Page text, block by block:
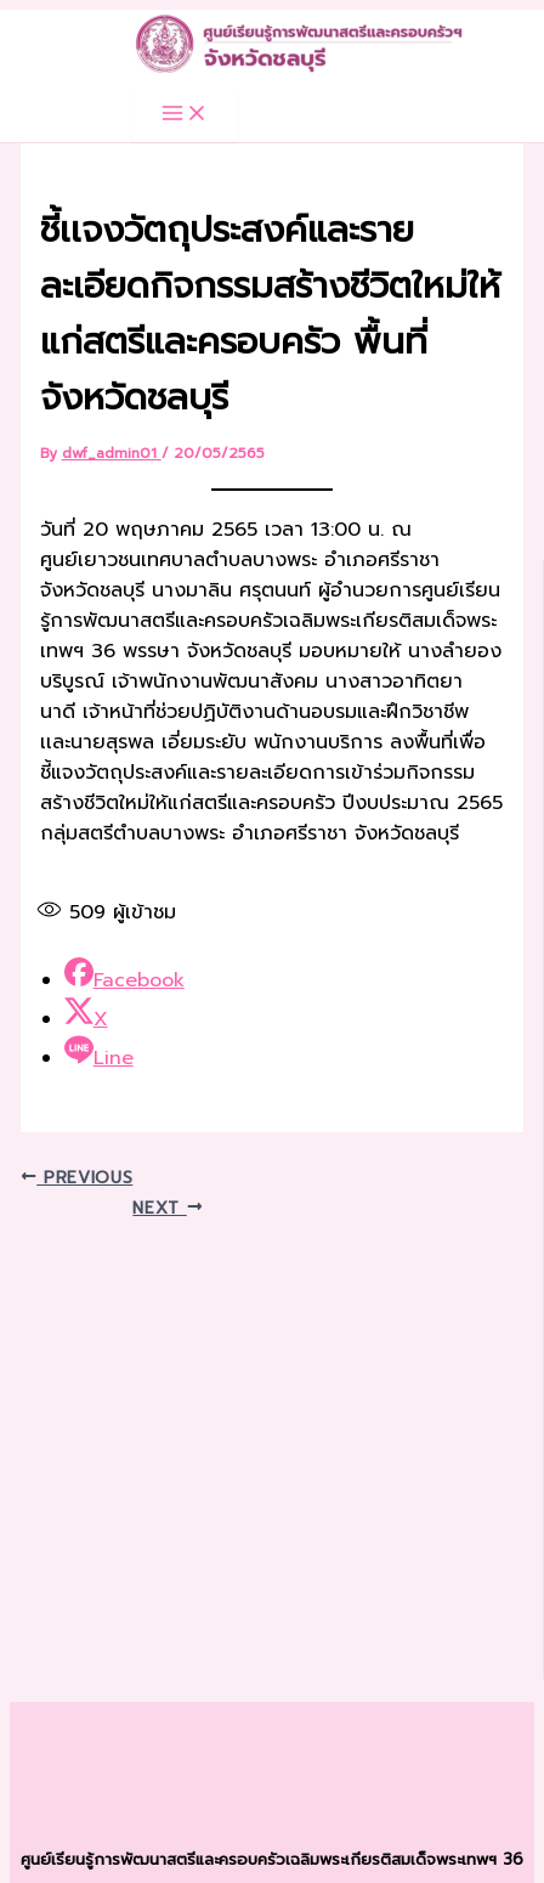
ชี้เเจงวัตถุประสงค์และราย
ละเอียดกิจกรรมสร้างชีวิตใหม่ให้
แก่สตรีและครอบครัว พื้นที่
จังหวัดชลบุรี
By dwf_admin01 / 20/05/2565
วันที่ 20 พฤษภาคม 2565 เวลา 13:00 น. ณ
ศูนย์เยาวชนเทศบาลตำบลบางพระ อำเภอศรีราชา
จังหวัดชลบุรี นางมาลิน ศรุตนนท์ ผู้อำนวยการศูนย์เรียน
รู้การพัฒนาสตรีและครอบครัวเฉลิมพระเกียรติสมเด็จพระ
เทพฯ 36 พรรษา จังหวัดชลบุรี มอบหมายให้ นางลำยอง
บริบูรณ์ เจ้าพนักงานพัฒนาสังคม นางสาวอาทิตยา
นาดี เจ้าหน้าที่ช่วยปฏิบัติงานด้านอบรมและฝึกวิชาชีพ
เเละนายสุรพล เอี่ยมระยับ พนักงานบริการ ลงพื้นที่เพื่อ
ชี้แจงวัตถุประสงค์และรายละเอียดการเข้าร่วมกิจกรรม
สร้างชีวิตใหม่ให้แก่สตรีและครอบครัว ปีงบประมาณ 2565
กลุ่มสตรีตำบลบางพระ อำเภอศรีราชา จังหวัดชลบุรี
509 ผู้เข้าชม
Facebook
X
Line
PREVIOUS
NEXT
ศูนย์เรียนรู้การพัฒนาสตรีและครอบครัวเฉลิมพระเกียรติสมเด็จพระเทพฯ 36